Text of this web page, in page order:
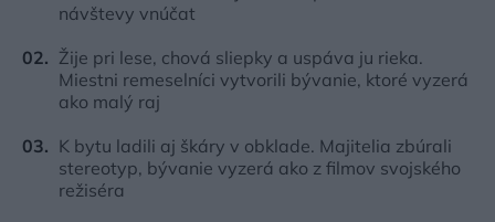
návštevy vnúčat
Žije pri lese, chová sliepky a uspáva ju rieka.
Miestni remeselníci vytvorili bývanie, ktoré vyzerá
ako malý raj
K bytu ladili aj škáry v obklade. Majitelia zbúrali
stereotyp, bývanie vyzerá ako z filmov svojského
režiséra